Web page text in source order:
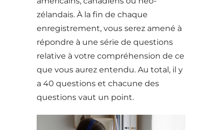
zélandais. À la fin de chaque
enregistrement, vous serez amené à
répondre à une série de questions
relative à votre compréhension de ce
que vous aurez entendu. Au total, il y
a 40 questions et chacune des
questions vaut un point.